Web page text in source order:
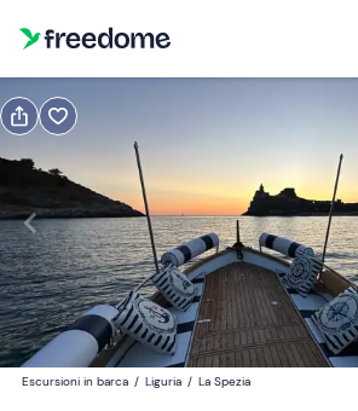
Navigate
forward
to
interact
with
the
18:30
Adulti
100 €
Escursioni in barca / Liguria / La Spezia